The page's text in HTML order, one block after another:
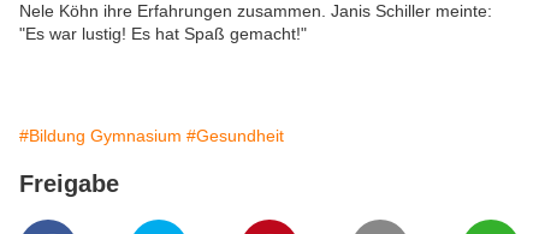
Nele Köhn ihre Erfahrungen zusammen. Janis Schiller meinte:
"Es war lustig! Es hat Spaß gemacht!"
#Bildung Gymnasium #Gesundheit
Freigabe